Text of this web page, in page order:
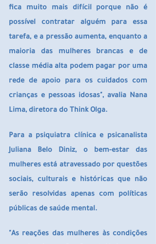
fica muito mais difícil porque não é
possível contratar alguém para essa
tarefa, e a pressão aumenta, enquanto a
maioria das mulheres brancas e de
classe média alta podem pagar por uma
rede de apoio para os cuidados com
crianças e pessoas idosas", avalia Nana
Lima, diretora do Think Olga.
Para a psiquiatra clínica e psicanalista
Juliana Belo Diniz, o bem-estar das
mulheres está atravessado por questões
sociais, culturais e históricas que não
serão resolvidas apenas com políticas
públicas de saúde mental.
"As reações das mulheres às condições